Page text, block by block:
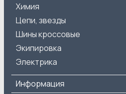
Химия
Цепи, звезды
Шины кроссовые
Экипировка
Электрика
Информация